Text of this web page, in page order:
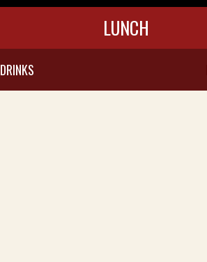
LUNCH
DRINKS